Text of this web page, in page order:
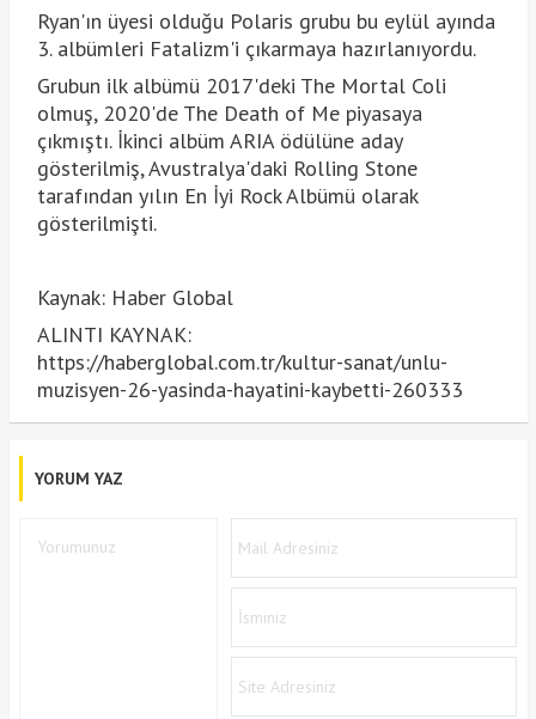
Ryan'ın üyesi olduğu Polaris grubu bu eylül ayında
3. albümleri Fatalizm'i çıkarmaya hazırlanıyordu.
Grubun ilk albümü 2017'deki The Mortal Coli
olmuş, 2020'de The Death of Me piyasaya
çıkmıştı. İkinci albüm ARIA ödülüne aday
gösterilmiş, Avustralya'daki Rolling Stone
tarafından yılın En İyi Rock Albümü olarak
gösterilmişti.
Kaynak: Haber Global
ALINTI KAYNAK:
https://haberglobal.com.tr/kultur-sanat/unlu-
muzisyen-26-yasinda-hayatini-kaybetti-260333
YORUM YAZ